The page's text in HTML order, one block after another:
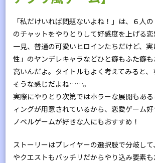
「私だけいれば問題ないよね！」は、６人
のチャットをやりとりして好感度を上げる恋
一見、普通の可愛いヒロインたちだけど、
性」のヤンデレキャラなどひと癖もふた癖
高いんだよ。タイトルもよく考えてみると、
そうな感じだよね……。
実際にやりとり次第ではホラーな展開もあ
ィングが用意されているから、恋愛ゲーム
ノベルゲームが好きな人にもおすすめ！
ストーリーはプレイヤーの選択肢で分岐し
やクエストもバッチリだからやり込み要素も